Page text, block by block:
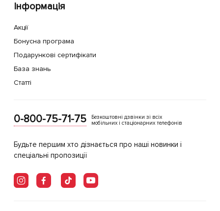
Інформація
Акції
Бонусна програма
Подарункові сертифікати
База знань
Статті
0-800-75-71-75
Безкоштовні дзвінки зі всіх
мобільних і стаціонарних телефонів
Будьте першим хто дізнається про наші новинки і
спеціальні пропозиції